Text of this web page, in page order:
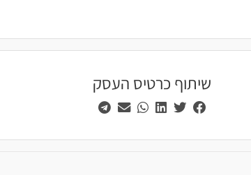
שיתוף כרטיס העסק